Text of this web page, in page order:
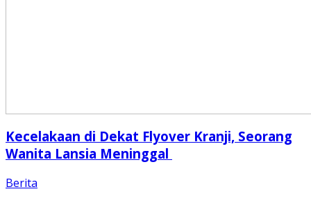
Kecelakaan di Dekat Flyover Kranji, Seorang
Wanita Lansia Meninggal
Berita